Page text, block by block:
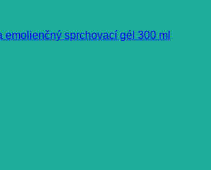
emolienčný sprchovací gél 300 ml